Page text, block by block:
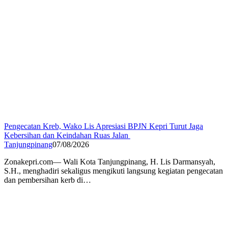
Pengecatan Kreb, Wako Lis Apresiasi BPJN Kepri Turut Jaga
Kebersihan dan Keindahan Ruas Jalan
Tanjungpinang07/08/2026
Zonakepri.com— Wali Kota Tanjungpinang, H. Lis Darmansyah,
S.H., menghadiri sekaligus mengikuti langsung kegiatan pengecatan
dan pembersihan kerb di…